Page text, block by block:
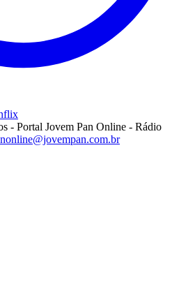
- Portal Jovem Pan Online - Rádio